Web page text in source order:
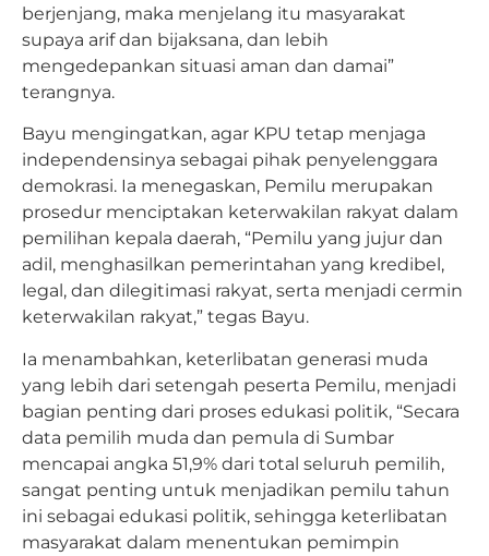
berjenjang, maka menjelang itu masyarakat
supaya arif dan bijaksana, dan lebih
mengedepankan situasi aman dan damai”
terangnya.
Bayu mengingatkan, agar KPU tetap menjaga
independensinya sebagai pihak penyelenggara
demokrasi. Ia menegaskan, Pemilu merupakan
prosedur menciptakan keterwakilan rakyat dalam
pemilihan kepala daerah, “Pemilu yang jujur dan
adil, menghasilkan pemerintahan yang kredibel,
legal, dan dilegitimasi rakyat, serta menjadi cermin
keterwakilan rakyat,” tegas Bayu.
Ia menambahkan, keterlibatan generasi muda
yang lebih dari setengah peserta Pemilu, menjadi
bagian penting dari proses edukasi politik, “Secara
data pemilih muda dan pemula di Sumbar
mencapai angka 51,9% dari total seluruh pemilih,
sangat penting untuk menjadikan pemilu tahun
ini sebagai edukasi politik, sehingga keterlibatan
masyarakat dalam menentukan pemimpin